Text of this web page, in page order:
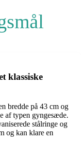
klassiske
bredde på 43 cm og
af typen gyngesæde.
stålringe og
og kan klare en